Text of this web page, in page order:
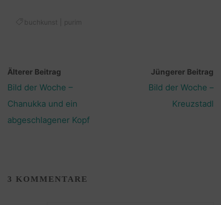
buchkunst purim
Älterer Beitrag
Bild der Woche –
Chanukka und ein
abgeschlagener Kopf
Jüngerer Beitrag
Bild der Woche –
Kreuzstadl
3 KOMMENTARE